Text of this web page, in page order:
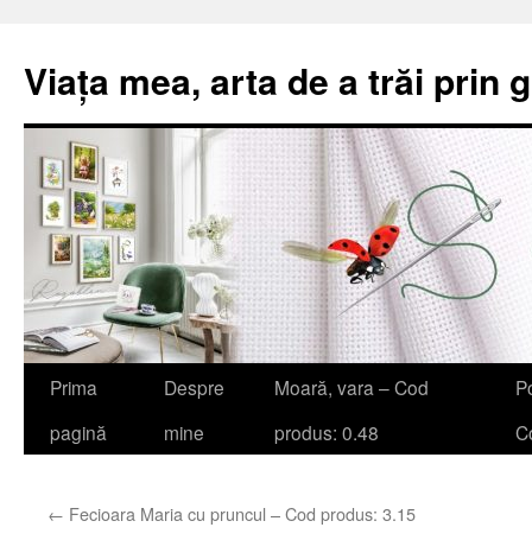
Viața mea, arta de a trăi prin
Sari
Prima
pagină
Despre
mine
Moară, vara – Cod
produs: 0.48
← Fecioara Maria cu pruncul – Cod produs: 3.15